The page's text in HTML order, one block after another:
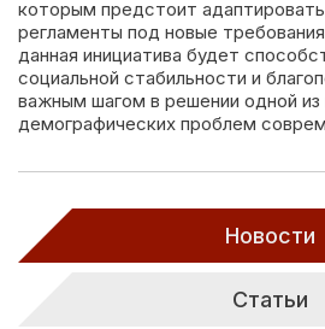
которым предстоит
регламенты под новые
данная инициатива будет
социальной стабильности и
важным шагом в решении одной из
демографических проблем
Новости
Статьи